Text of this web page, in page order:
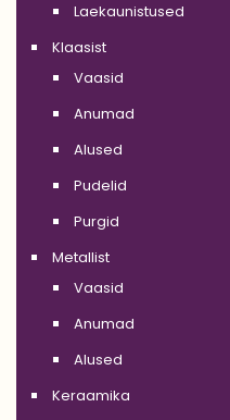
Laekaunistused
Klaasist
Vaasid
Anumad
Alused
Pudelid
Purgid
Metallist
Vaasid
Anumad
Alused
Keraamika